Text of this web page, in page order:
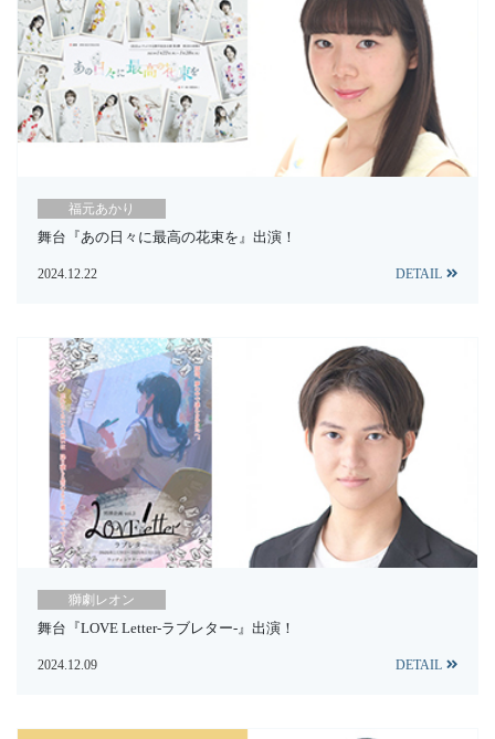
福元あかり
舞台『あの日々に最高の花束を』出演！
2024.12.22 DETAIL
獅劇レオン
舞台『LOVE Letter-ラブレター-』出演！
2024.12.09 DETAIL